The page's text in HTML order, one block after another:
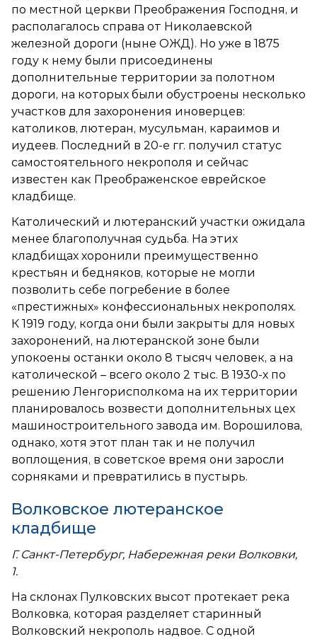
по местной церкви Преображения Господня, и
располагалось справа от Николаевской
железной дороги (ныне ОЖД). Но уже в 1875
году к нему были присоединены
дополнительные территории за полотном
дороги, на которых были обустроены несколько
участков для захоронения иноверцев:
католиков, лютеран, мусульман, караимов и
иудеев. Последний в 20-е гг. получил статус
самостоятельного некрополя и сейчас
известен как Преображенское еврейское
кладбище.
Католический и лютеранский участки ожидала
менее благополучная судьба. На этих
кладбищах хоронили преимущественно
крестьян и бедняков, которые не могли
позволить себе погребение в более
«престижных» конфессиональных некрополях.
К 1919 году, когда они были закрыты для новых
захоронений, на лютеранской зоне были
упокоены останки около 8 тысяч человек, а на
католической – всего около 2 тыс. В 1930-х по
решению Ленгорисполкома на их территории
планировалось возвести дополнительных цех
машиностроительного завода им. Ворошилова,
однако, хотя этот план так и не получил
воплощения, в советское время они заросли
сорняками и превратились в пустырь.
Волковское лютеранское
кладбище
Г. Санкт-Петербург, Набережная реки Волковки,
1.
На склонах Пулковских высот протекает река
Волковка, которая разделяет старинный
Волковский некрополь надвое. С одной